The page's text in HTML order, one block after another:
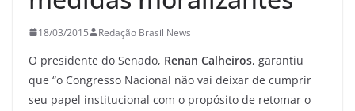
18/03/2015 Redação Brasil News
O presidente do Senado, Renan Calheiros, garantiu
que “o Congresso Nacional não vai deixar de cumprir
seu papel institucional com o propósito de retomar o